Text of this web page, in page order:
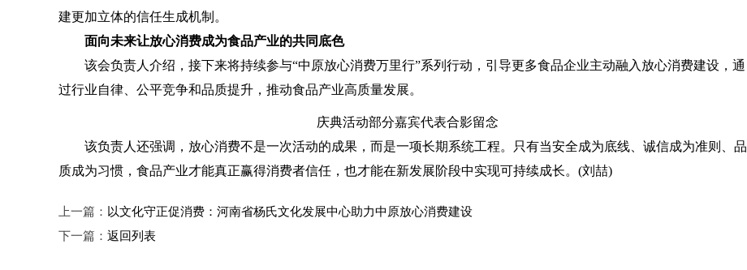
建更加立体的信任生成机制。
面向未来让放心消费成为食品产业的共同底色
该会负责人介绍，接下来将持续参与“中原放心消费万里行”系列行动，引导更多食品企业主动融入放心消费建设，通
过行业自律、公平竞争和品质提升，推动食品产业高质量发展。
庆典活动部分嘉宾代表合影留念
该负责人还强调，放心消费不是一次活动的成果，而是一项长期系统工程。只有当安全成为底线、诚信成为准则、品
质成为习惯，食品产业才能真正赢得消费者信任，也才能在新发展阶段中实现可持续成长。(刘喆)
上一篇： 以文化守正促消费：河南省杨氏文化发展中心助力中原放心消费建设
下一篇： 返回列表